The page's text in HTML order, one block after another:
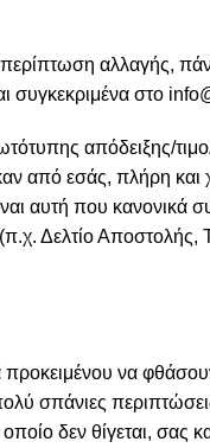
αλλαγής,
συγκεκριμένα στο
απόδειξης/
από εσάς, πλήρη και
αυτή που
Δελτίο Αποστολής,
προκειμένου να
σπάνιες
δεν θίγεται, σας